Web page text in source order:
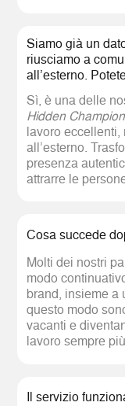
Siamo già un
riusciamo a
all’esterno.
Sì, è una delle
Hidden
lavoro
all’esterno.
presenza
attrarre le
Cosa succede
Molti dei nostri
modo
brand, insieme a
questo modo
vacanti e
lavoro sempre
Il servizio